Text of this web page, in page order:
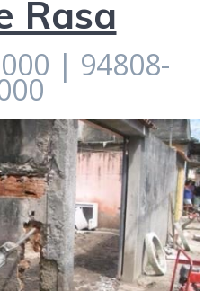
Rasa
| 94808-